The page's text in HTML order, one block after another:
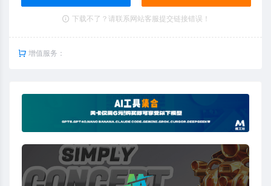
下载不了？请联系网站客服提交链接错误！
增值服务：